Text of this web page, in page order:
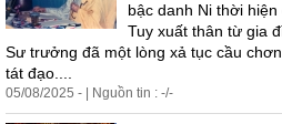
bậc danh Ni thời hiện
Tuy xuất thân từ gia
Sư trưởng đã một lòng xả tục cầu
tát đạo....
05/08/2025 - | Nguồn tin : -/-